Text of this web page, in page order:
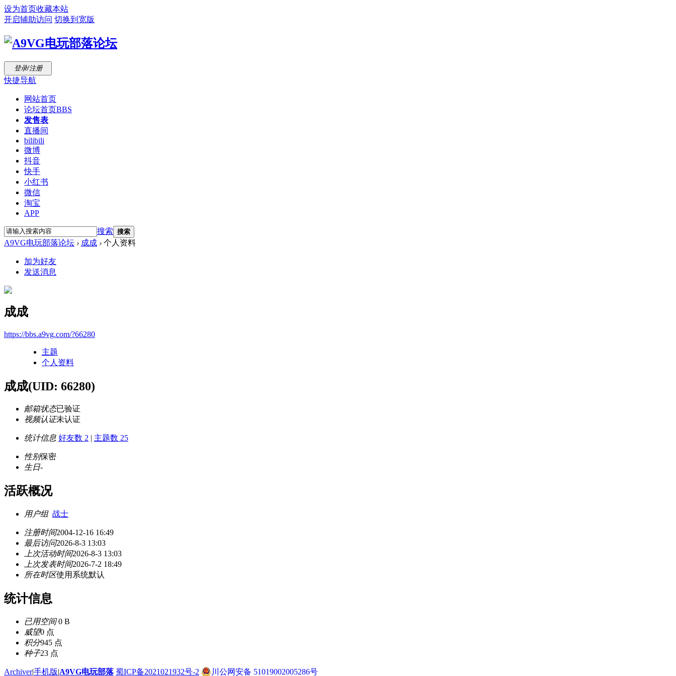
设为首页收藏本站
开启辅助访问 切换到宽版
登录/注册
快捷导航
网站首页
论坛首页BBS
发售表
直播间
bilibili
微博
抖音
快手
小红书
微信
淘宝
APP
搜索 搜索
A9VG电玩部落论坛 › 成成 › 个人资料
加为好友
发送消息
成成
https://bbs.a9vg.com/?66280
主题
个人资料
成成(UID: 66280)
邮箱状态已验证
视频认证未认证
统计信息 好友数 2 | 主题数 25
性别保密
生日-
活跃概况
用户组 战士
注册时间2004-12-16 16:49
最后访问2026-8-3 13:03
上次活动时间2026-8-3 13:03
上次发表时间2026-7-2 18:49
所在时区使用系统默认
统计信息
已用空间0 B
威望0 点
积分945 点
种子23 点
Archiver|手机版|A9VG电玩部落 蜀ICP备2021021932号-2 川公网安备 51019002005286号